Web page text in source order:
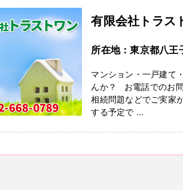
有限会社トラス
所在地：東京都八王
マンション・一戸建て
んか？ お電話でのお
相続問題などでご実家
する予定で ...